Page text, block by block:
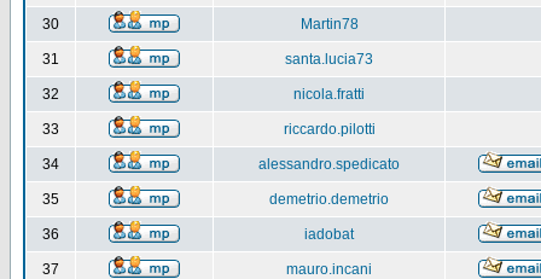
30 Martin78
31 santa.lucia73
32 nicola.fratti
33 riccardo.pilotti
34 alessandro.spedicato
35 demetrio.demetrio
36 iadobat
37 mauro.incani